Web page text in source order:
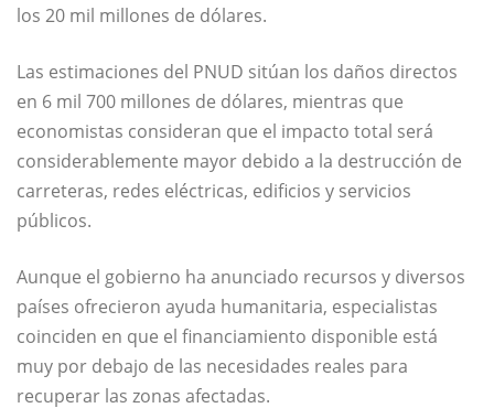
los 20 mil millones de dólares.
Las estimaciones del PNUD sitúan los daños directos
en 6 mil 700 millones de dólares, mientras que
economistas consideran que el impacto total será
considerablemente mayor debido a la destrucción de
carreteras, redes eléctricas, edificios y servicios
públicos.
Aunque el gobierno ha anunciado recursos y diversos
países ofrecieron ayuda humanitaria, especialistas
coinciden en que el financiamiento disponible está
muy por debajo de las necesidades reales para
recuperar las zonas afectadas.